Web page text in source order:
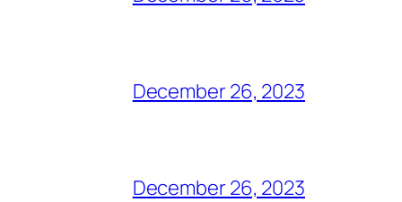
December 26, 2023
December 26, 2023